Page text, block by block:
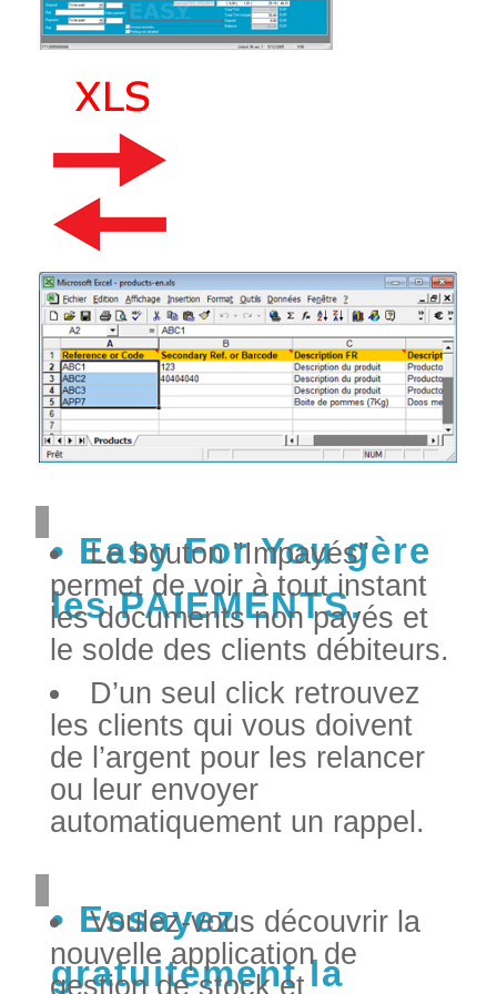
Easy For You gère
les PAIEMENTS.
Le bouton "Impayés"
permet de voir à tout instant
les documents non payés et
le solde des clients débiteurs.
D’un seul click retrouvez
les clients qui vous doivent
de l’argent pour les relancer
ou leur envoyer
automatiquement un rappel.
Essayez
gratuitement la
Voulez-vous découvrir la
nouvelle application de
gestion de stock et